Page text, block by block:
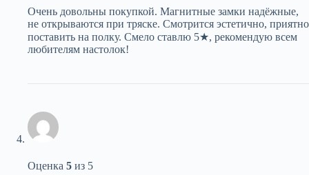
Очень довольны покупкой. Магнитные замки надёжные,
не открываются при тряске. Смотрится эстетично, приятно
поставить на полку. Смело ставлю 5★, рекомендую всем
любителям настолок!
Оценка 5 из 5